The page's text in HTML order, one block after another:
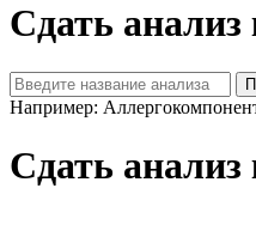
Сдать
Например:
Сдать